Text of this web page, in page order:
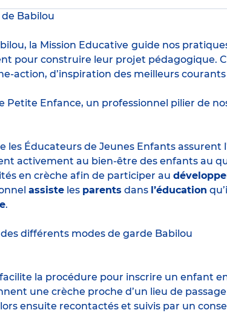
Babilou
la Mission Educative guide nos
pour construire leur projet pédagogique.
action, d’inspiration des meilleurs
Petite Enfance, un professionnel pilier de
les Éducateurs de Jeunes Enfants assurent
activement au bien-être des enfants au
en crèche afin de participer au
assiste les parents dans l’éducation
.
différents modes de garde Babilou
la procédure pour inscrire un enfant
une crèche proche d’un lieu de
ensuite recontactés et suivis par un